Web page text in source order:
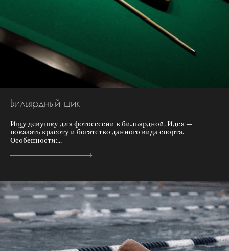
Бильярдный шик
Ищу девушку для фотосессии в бильярдной. Идея —
показать красоту и богатство данного вида спорта.
Особенности:...